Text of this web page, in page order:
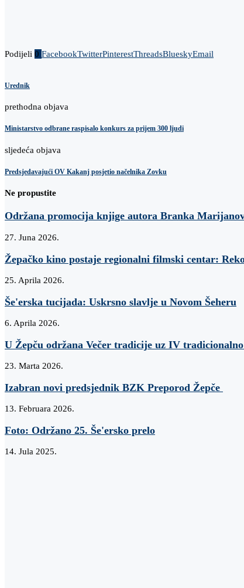
Podijeli 0 FacebookTwitterPinterestThreadsBlueskyEmail
Urednik
prethodna objava
Ministarstvo odbrane raspisalo konkurs za prijem 300 ljudi
sljedeća objava
Predsjedavajući OV Kakanj posjetio načelnika Zovku
Ne propustite
Održana promocija knjige autora Branka
27. Juna 2026.
Žepačko kino postaje regionalni filmski centar:
25. Aprila 2026.
Še'erska tucijada: Uskrsno slavlje u Novom Šeheru
6. Aprila 2026.
U Žepču održana Večer tradicije uz IV
23. Marta 2026.
Izabran novi predsjednik BZK Preporod Žepče
13. Februara 2026.
Foto: Održano 25. Še'ersko prelo
14. Jula 2025.